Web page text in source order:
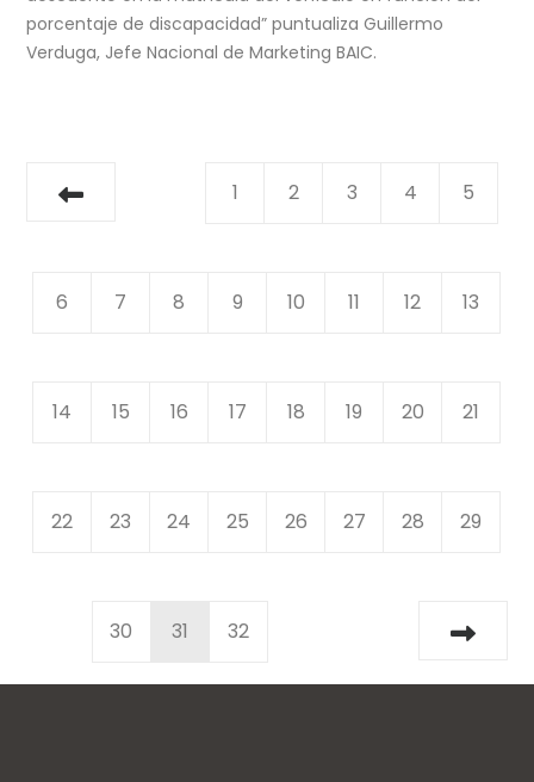
porcentaje de discapacidad” puntualiza Guillermo
Verduga, Jefe Nacional de Marketing BAIC.
1 2 3 4 5
6 7 8 9 10 11 12 13
14 15 16 17 18 19 20 21
22 23 24 25 26 27 28 29
30 31 32